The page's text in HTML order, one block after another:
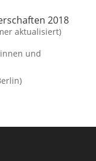
2018
aktualisiert)
und